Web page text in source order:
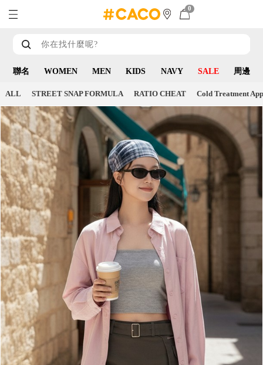
0
聯名 WOMEN MEN KIDS NAVY SALE 周邊
ALL STREET SNAP FORMULA RATIO CHEAT Cold Treatment